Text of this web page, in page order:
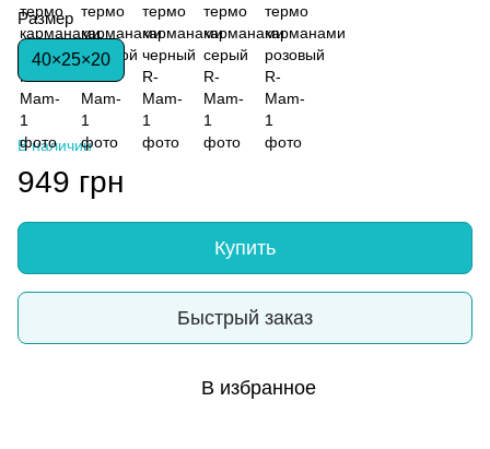
Размер
40×25×20
В наличии
949 грн
Купить
Быстрый заказ
В избранное